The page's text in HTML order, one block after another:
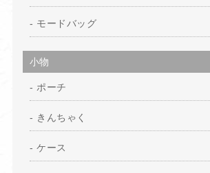
モードバッグ
小物
ポーチ
きんちゃく
ケース